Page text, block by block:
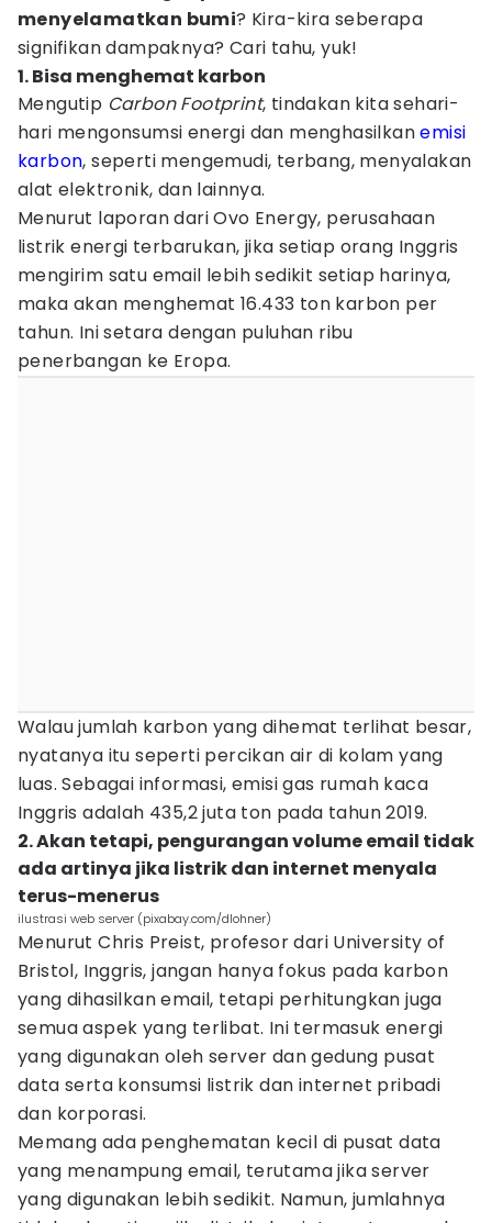
menyelamatkan bumi? Kira-kira seberapa
signifikan dampaknya? Cari tahu, yuk!
1. Bisa menghemat karbon
Mengutip Carbon Footprint, tindakan kita sehari-
hari mengonsumsi energi dan menghasilkanemisi
karbon, seperti mengemudi, terbang, menyalakan
alat elektronik, dan lainnya.
Menurut laporan dari Ovo Energy, perusahaan
listrik energi terbarukan, jika setiap orang Inggris
mengirim satu email lebih sedikit setiap harinya,
maka akan menghemat 16.433 ton karbon per
tahun. Ini setara dengan puluhan ribu
penerbangan ke Eropa.
Walau jumlah karbon yang dihemat terlihat besar,
nyatanya itu seperti percikan air di kolam yang
luas. Sebagai informasi, emisi gas rumah kaca
Inggris adalah 435,2 juta ton pada tahun 2019.
2. Akan tetapi, pengurangan volume email tidak
ada artinya jika listrik dan internet menyala
terus-menerus
ilustrasi web server (pixabay.com/dlohner)
Menurut Chris Preist, profesor dari University of
Bristol, Inggris, jangan hanya fokus pada karbon
yang dihasilkan email, tetapi perhitungkan juga
semua aspek yang terlibat. Ini termasuk energi
yang digunakan oleh server dan gedung pusat
data serta konsumsi listrik dan internet pribadi
dan korporasi.
Memang ada penghematan kecil di pusat data
yang menampung email, terutama jika server
yang digunakan lebih sedikit. Namun, jumlahnya